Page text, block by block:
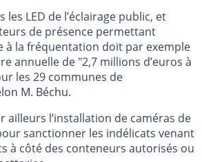
les LED de l’éclairage public, et
de présence permettant
à la fréquentation doit par exemple
annuelle de "2,7 millions d’euros à
les 29 communes de
M. Béchu.
ailleurs l’installation de caméras de
sanctionner les indélicats venant
à côté des conteneurs autorisés ou